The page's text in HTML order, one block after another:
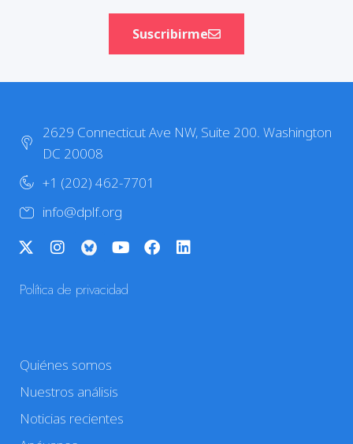
Suscribirme
2629 Connecticut Ave NW, Suite 200. Washington
DC 20008
+1 (202) 462-7701
info@dplf.org
Política de privacidad
Quiénes somos
Nuestros análisis
Noticias recientes